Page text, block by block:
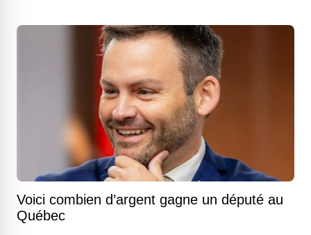
Voici combien d’argent gagne un député au
Québec